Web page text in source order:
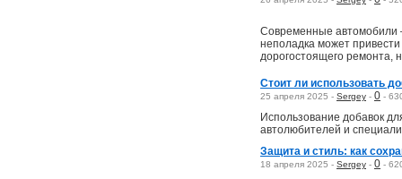
Современные автомобили
неполадка может
дорогостоящего ремонта,
Стоит ли использовать
25 апреля 2025 - Sergey - 0 -
Использование добавок
автолюбителей и
Защита и стиль: как
18 апреля 2025 - Sergey - 0 -